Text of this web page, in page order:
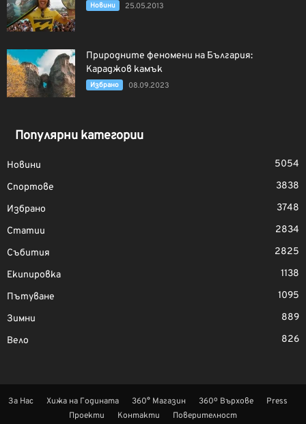
Новини 25.05.2013
Природните феномени на България:
Караджов камък
Избрано 08.09.2023
Популярни категории
Новини
5054
Спортове
3838
Избрано
3748
Статии
2834
Събития
2825
Екипировка
1138
Пътуване
1095
Зимни
889
Вело
826
За Нас Хижа на Годината 360° Магазин 360º Върхове
Press
Проекти
Контакти Поверителност